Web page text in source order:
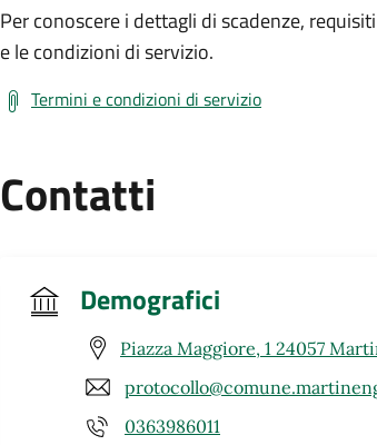
Per conoscere i dettagli di scadenze,
e le condizioni di servizio.
Termini e condizioni di servizio
Contatti
Demografici
Piazza Maggiore, 1 24057
0363986011